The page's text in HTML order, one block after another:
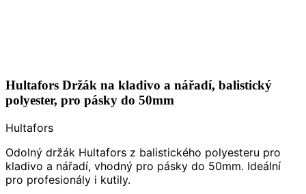
Hultafors Držák na kladivo a nářadí, balistický
polyester, pro pásky do 50mm
Hultafors
Odolný držák Hultafors z balistického polyesteru pro
kladivo a nářadí, vhodný pro pásky do 50mm. Ideální
pro profesionály i kutily.